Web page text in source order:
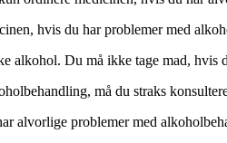
hvis du har problemer med
alkohol. Du må ikke tage mad, hvis
må du straks
alvorlige problemer med